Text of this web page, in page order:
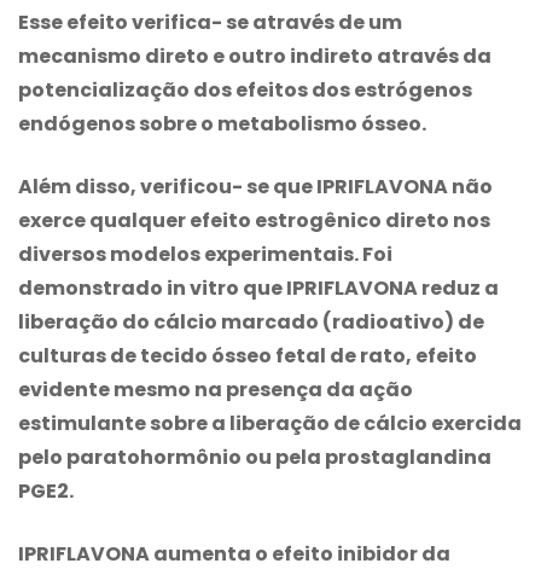
Esse efeito verifica- se através de um
mecanismo direto e outro indireto através da
potencialização dos efeitos dos estrógenos
endógenos sobre o metabolismo ósseo.
Além disso, verificou- se que IPRIFLAVONA não
exerce qualquer efeito estrogênico direto nos
diversos modelos experimentais. Foi
demonstrado in vitro que IPRIFLAVONA reduz a
liberação do cálcio marcado (radioativo) de
culturas de tecido ósseo fetal de rato, efeito
evidente mesmo na presença da ação
estimulante sobre a liberação de cálcio exercida
pelo paratohormônio ou pela prostaglandina
PGE2.
IPRIFLAVONA aumenta o efeito inibidor da